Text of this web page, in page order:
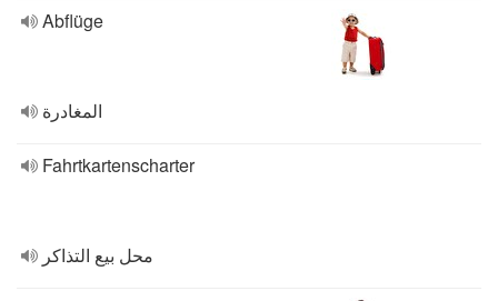
Abflüge
المغادرة
Fahrtkartenscharter
محل بيع التذاكر